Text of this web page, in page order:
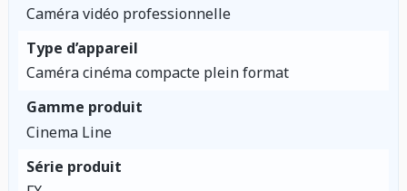
Caméra vidéo professionnelle
Type d’appareil
Caméra cinéma compacte plein format
Gamme produit
Cinema Line
Série produit